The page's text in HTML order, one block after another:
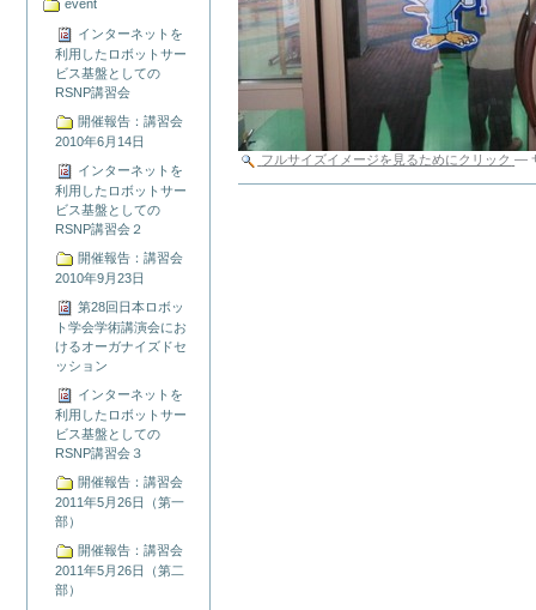
event
インターネットを
利用したロボットサー
ビス基盤としての
RSNP講習会
開催報告：講習会
2010年6月14日
インターネットを
利用したロボットサー
ビス基盤としての
RSNP講習会２
開催報告：講習会
2010年9月23日
第28回日本ロボッ
ト学会学術講演会にお
けるオーガナイズドセ
ッション
インターネットを
利用したロボットサー
ビス基盤としての
RSNP講習会３
開催報告：講習会
2011年5月26日（第一
部）
開催報告：講習会
2011年5月26日（第二
部）
フルサイズイメージを見るためにクリック —